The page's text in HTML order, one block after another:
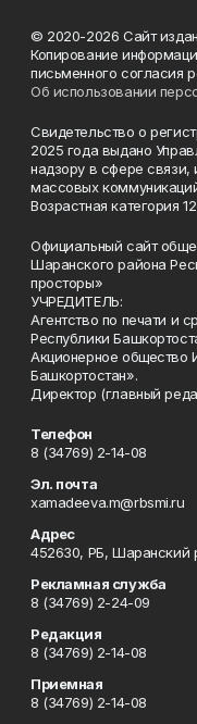
© 2020-2026 Сайт
Копирование
письменного согласия
Об использовании
Свидетельство о
2025 года выдано
надзору в сфере связи,
массовых
Возрастная категория
Официальный сайт
Шаранского района
просторы»
УЧРЕДИТЕЛЬ:
Агентство по печати и
Республики
Акционерное общество
Башкортостан».
Директор (главный
Телефон
8 (34769) 2-14-08
Эл. почта
xamadeeva.m@rbsmi.ru
Адрес
452630, РБ, Шаранский
Рекламная служба
8 (34769) 2-24-09
Редакция
8 (34769) 2-14-08
Приемная
8 (34769) 2-14-08